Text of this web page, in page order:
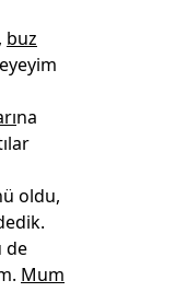
buz
na
oldu,
de
Mum